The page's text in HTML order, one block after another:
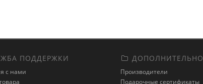
ПОДДЕРЖКИ
с нами
ДОПОЛНИТЕЛЬНО
Производители
Подарочные сертификаты